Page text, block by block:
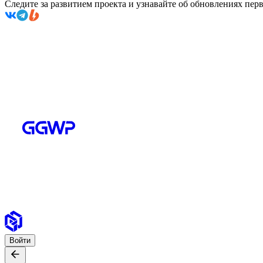
Следите за развитием проекта и узнавайте об обновлениях
Войти